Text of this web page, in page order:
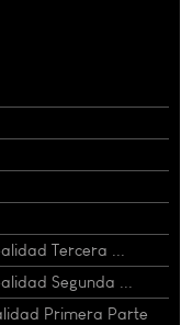
Tercera ...
Segunda ...
Primera Parte